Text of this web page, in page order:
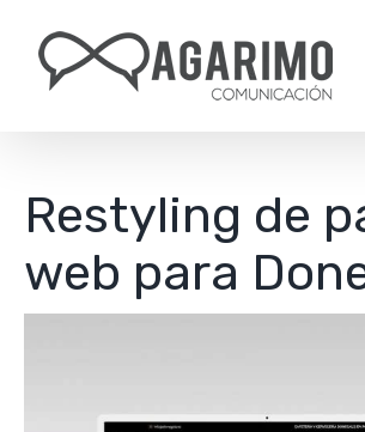
contenido
Restyling de
web para